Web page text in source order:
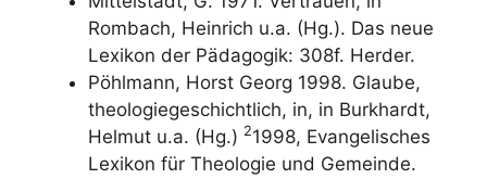
Rombach, Heinrich u.a. (Hg.). Das neue
Lexikon der Pädagogik: 308f. Herder.
Pöhlmann, Horst Georg 1998. Glaube,
theologiegeschichtlich, in, in Burkhardt,
Helmut u.a. (Hg.) 21998, Evangelisches
Lexikon für Theologie und Gemeinde.